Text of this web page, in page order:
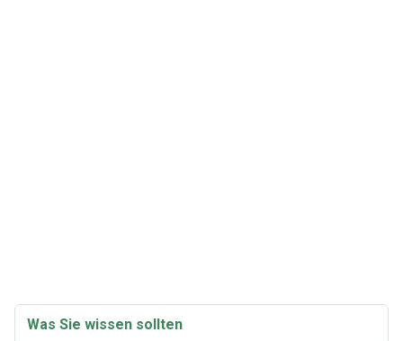
Was Sie wissen sollten